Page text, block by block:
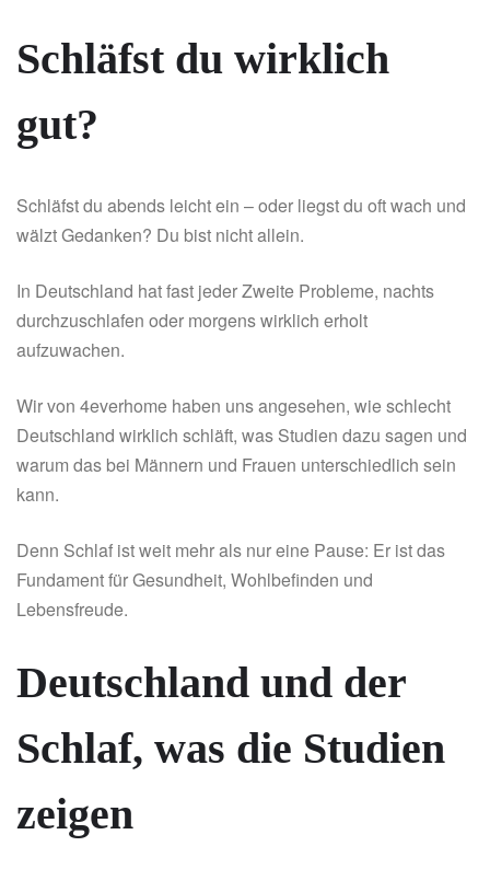
Schläfst du wirklich
gut?
Schläfst du abends leicht ein – oder liegst du oft wach und
wälzt Gedanken? Du bist nicht allein.
In Deutschland hat fast jeder Zweite Probleme, nachts
durchzuschlafen oder morgens wirklich erholt
aufzuwachen.
Wir von 4everhome haben uns angesehen, wie schlecht
Deutschland wirklich schläft, was Studien dazu sagen und
warum das bei Männern und Frauen unterschiedlich sein
kann.
Denn Schlaf ist weit mehr als nur eine Pause: Er ist das
Fundament für Gesundheit, Wohlbefinden und
Lebensfreude.
Deutschland und der
Schlaf, was die Studien
zeigen